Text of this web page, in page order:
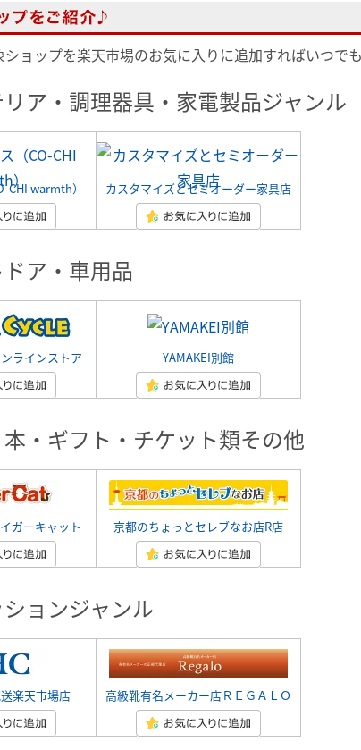
ショップを楽天市場のお気に入りに追加すればいつで
ア・調理器具・家電製品ジャンル
CHI warmth） カスタマイズとセミオーダー家具店
ア・車用品
ラインストア YAMAKEI別館
・ギフト・チケット類その他
ガーキャット 京都のちょっとセレブなお店R店
ョンジャンル
楽天市場店 高級靴有名メーカー店ＲＥＧＡＬＯ